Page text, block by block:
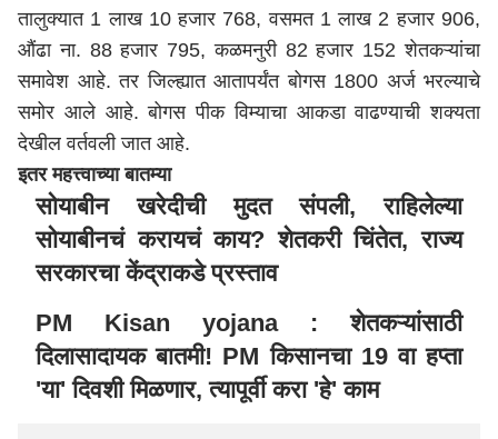
तालुक्यात 1 लाख 10 हजार 768, वसमत 1 लाख 2 हजार 906,
औंढा ना. 88 हजार 795, कळमनुरी 82 हजार 152 शेतकऱ्यांचा
समावेश आहे. तर जिल्ह्यात आतापर्यंत बोगस 1800 अर्ज भरल्याचे
समोर आले आहे. बोगस पीक विम्याचा आकडा वाढण्याची शक्यता
देखील वर्तवली जात आहे.
इतर महत्त्वाच्या बातम्या
सोयाबीन खरेदीची मुदत संपली, राहिलेल्या
सोयाबीनचं करायचं काय? शेतकरी चिंतेत, राज्य
सरकारचा केंद्राकडे प्रस्ताव
PM Kisan yojana : शेतकऱ्यांसाठी
दिलासादायक बातमी! PM किसानचा 19 वा हप्ता
'या' दिवशी मिळणार, त्यापूर्वी करा 'हे' काम